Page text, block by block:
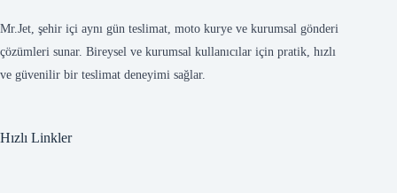
Mr.Jet, şehir içi aynı gün teslimat, moto kurye ve kurumsal gönderi
çözümleri sunar. Bireysel ve kurumsal kullanıcılar için pratik, hızlı
ve güvenilir bir teslimat deneyimi sağlar.
Hızlı Linkler